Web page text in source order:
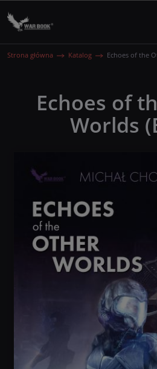
Strona główna Katalog Echoes of the
Echoes of
Worlds